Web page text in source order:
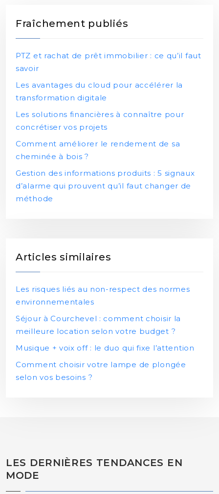
Fraîchement publiés
PTZ et rachat de prêt immobilier : ce qu’il faut
savoir
Les avantages du cloud pour accélérer la
transformation digitale
Les solutions financières à connaître pour
concrétiser vos projets
Comment améliorer le rendement de sa
cheminée à bois ?
Gestion des informations produits : 5 signaux
d’alarme qui prouvent qu’il faut changer de
méthode
Articles similaires
Les risques liés au non-respect des normes
environnementales
Séjour à Courchevel : comment choisir la
meilleure location selon votre budget ?
Musique + voix off : le duo qui fixe l’attention
Comment choisir votre lampe de plongée
selon vos besoins ?
LES DERNIÈRES TENDANCES EN
MODE